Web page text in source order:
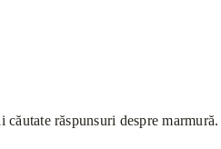
răspunsuri despre marmură.